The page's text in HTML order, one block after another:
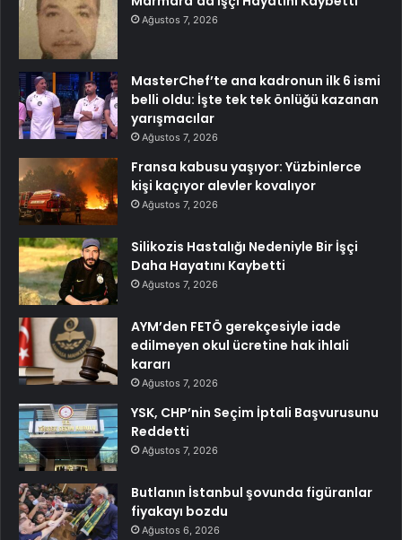
Ağustos 7, 2026
MasterChef’te ana kadronun ilk 6 ismi
belli oldu: İşte tek tek önlüğü kazanan
yarışmacılar
Ağustos 7, 2026
Fransa kabusu yaşıyor: Yüzbinlerce
kişi kaçıyor alevler kovalıyor
Ağustos 7, 2026
Silikozis Hastalığı Nedeniyle Bir İşçi
Daha Hayatını Kaybetti
Ağustos 7, 2026
AYM’den FETÖ gerekçesiyle iade
edilmeyen okul ücretine hak ihlali
kararı
Ağustos 7, 2026
YSK, CHP’nin Seçim İptali Başvurusunu
Reddetti
Ağustos 7, 2026
Butlanın İstanbul şovunda figüranlar
fiyakayı bozdu
Ağustos 6, 2026